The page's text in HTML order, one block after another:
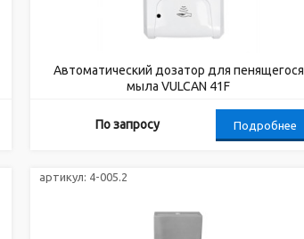
Автоматический дозатор для пенящегося
мыла VULCAN 41F
По запросу Подробнее
артикул: 4-005.2